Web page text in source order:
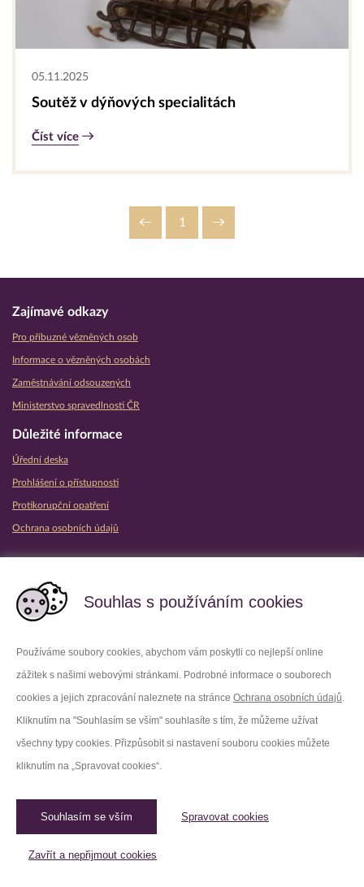
Souhlas s používáním cookies
Používáme soubory cookies, abychom vám poskytli co nejlepší online
zážitek s našimi webovými stránkami. Podrobné informace o souborech
cookies a jejich zpracování naleznete na stránce Ochrana osobních údajů.
Kliknutím na "Souhlasím se vším" souhlasíte s tím, že můžeme užívat
všechny typy cookies. Přizpůsobit si nastavení souboru cookies můžete
kliknutím na „Spravovat cookies“.
Souhlasím se vším Spravovat cookies
Zavřít a nepřijmout cookies
05.11.2025
Soutěž v dýňových specialitách
Číst více
1
Zajímavé odkazy
Pro příbuzné vězněných osob
Informace o vězněných osobách
Zaměstnávání odsouzených
Ministerstvo spravedlnosti ČR
Důležité informace
Úřední deska
Prohlášení o přístupnosti
Protikorupční opatření
Ochrana osobních údajů
Facebook Youtube
LinkedIn
Spravovat cookies